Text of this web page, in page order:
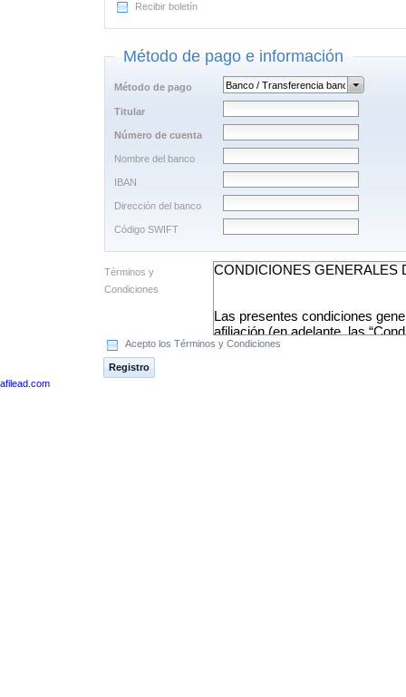
Recibir boletín
Método de pago e información
Método de pago
Titular
Número de cuenta
Nombre del banco
IBAN
Dirección del banco
Código SWIFT
Términos y
Condiciones
Acepto los Términos y Condiciones
Registro
afilead.com